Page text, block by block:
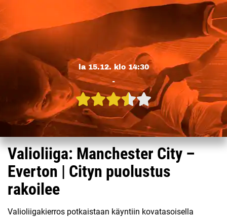
la 15.12. klo 14:30
-
Valioliiga: Manchester City –
Everton | Cityn puolustus
rakoilee
Valioliigakierros potkaistaan käyntiin kovatasoisella